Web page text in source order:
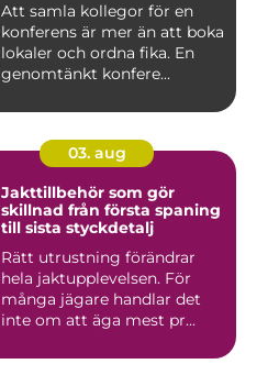
Att samla kollegor för en
konferens är mer än att boka
lokaler och ordna fika. En
genomtänkt konfere...
03. aug
Jakttillbehör som gör
skillnad från första spaning
till sista styckdetalj
Rätt utrustning förändrar
hela jaktupplevelsen. För
många jägare handlar det
inte om att äga mest pr...